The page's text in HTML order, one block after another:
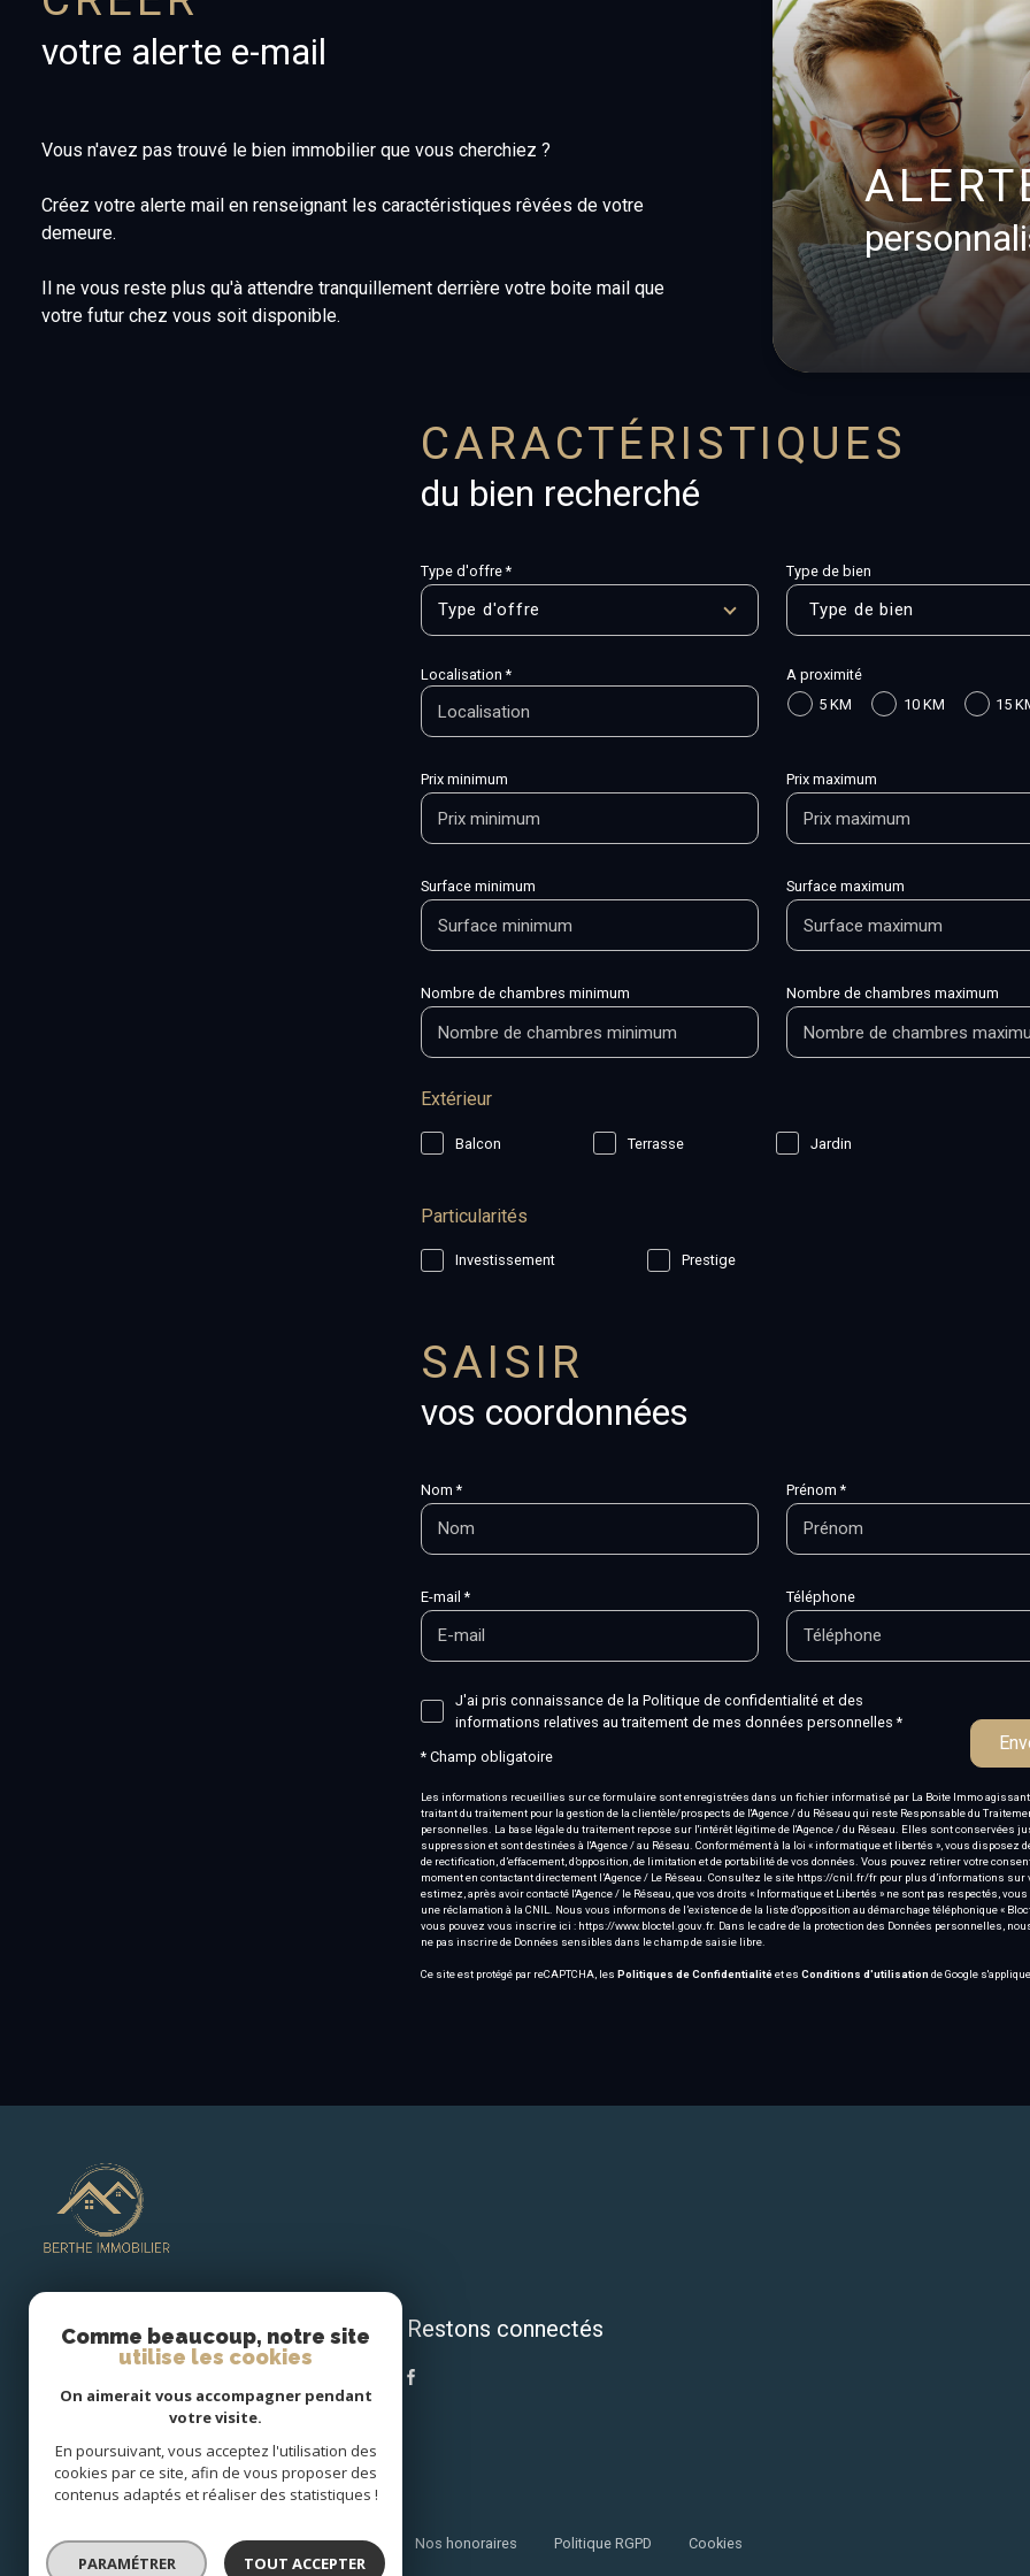
commerce
de rapport
garages
et
parking
et
votre alerte e-mail
Vous n'avez pas trouvé le bien immobilier que vous cherchiez ?
Créez votre alerte mail en renseignant les caractéristiques rêvées de votre
demeure.
Il ne vous reste plus qu'à attendre tranquillement derrière votre boite mail que
votre futur chez vous soit disponible.
CARACTÉRISTIQUES
du bien recherché
Type d'offre *
Type d'offre
Type de bien
Type de bien
Localisation *
A proximité
5 KM
10 KM 15
Prix minimum Prix maximum
Surface minimum Surface maximum
Nombre de chambres minimum Nombre de chambres maximum
Extérieur
Balcon Terrasse Jardin
Particularités
Investissement Prestige
SAISIR
vos coordonnées
Nom * Prénom *
E-mail * Téléphone
J'ai pris connaissance de la Politique de confidentialité et des
informations relatives au traitement de mes données personnelles *
* Champ obligatoire
Les informations recueillies sur ce formulaire sont enregistrées dans un fichier informatisé par La Boite Immo
traitant du traitement pour la gestion de la clientèle/prospects de l'Agence / du Réseau qui reste Responsable du
personnelles. La base légale du traitement repose sur l'intérêt légitime de l'Agence / du Réseau. Elles sont conservées
suppression et sont destinées à l'Agence / au Réseau. Conformément à la loi « informatique et libertés », vous disposez
de rectification, d’effacement, d’opposition, de limitation et de portabilité de vos données. Vous pouvez retirer votre
moment en contactant directement l’Agence / Le Réseau. Consultez le site https://cnil.fr/fr pour plus d’informations sur
estimez, après avoir contacté l'Agence / le Réseau, que vos droits « Informatique et Libertés » ne sont pas respectés,
une réclamation à la CNIL. Nous vous informons de l’existence de la liste d'opposition au démarchage téléphonique «
vous pouvez vous inscrire ici : https://www.bloctel.gouv.fr. Dans le cadre de la protection des Données personnelles,
ne pas inscrire de Données sensibles dans le champ de saisie libre.
Ce site est protégé par reCAPTCHA, les Politiques de Confidentialitéet es Conditions d'utilisation de Google
BERTHE IMMOBILIER
contact@bertheimmobilier.fr
76200 Dieppe
Restons connectés
Nos partenaires Mentions légales Admin Nos honoraires Politique RGPD Cookies
Comme beaucoup, notre site
utilise les cookies
On aimerait vous accompagner pendant
votre visite.
En poursuivant, vous acceptez l'utilisation des
cookies par ce site, afin de vous proposer des
contenus adaptés et réaliser des statistiques !
PARAMÉTRER TOUT ACCEPTER